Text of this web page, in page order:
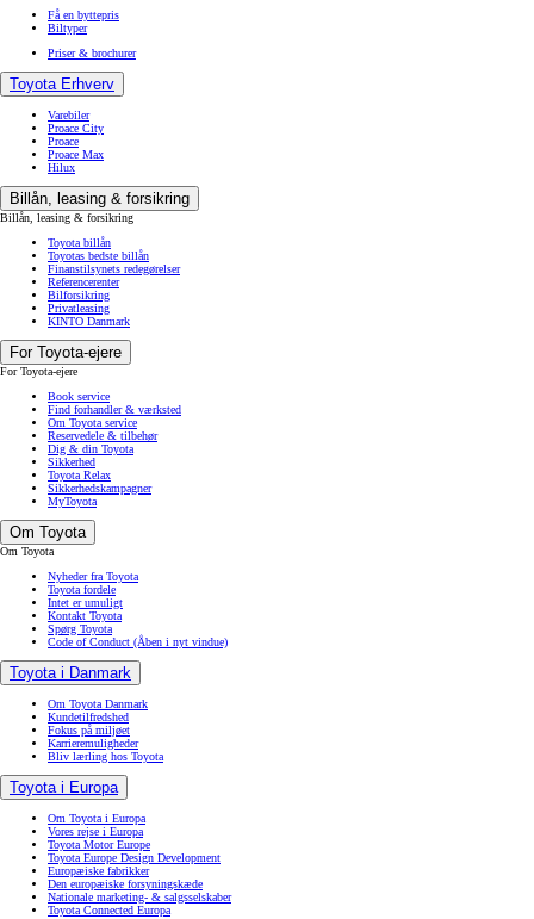
Få en byttepris
Biltyper
Priser & brochurer
Toyota Erhverv
Varebiler
Proace City
Proace
Proace Max
Hilux
Billån, leasing & forsikring
Billån, leasing & forsikring
Toyota billån
Toyotas bedste billån
Finanstilsynets redegørelser
Referencerenter
Bilforsikring
Privatleasing
KINTO Danmark
For Toyota-ejere
For Toyota-ejere
Book service
Find forhandler & værksted
Om Toyota service
Reservedele & tilbehør
Dig & din Toyota
Sikkerhed
Toyota Relax
Sikkerhedskampagner
MyToyota
Om Toyota
Om Toyota
Nyheder fra Toyota
Toyota fordele
Intet er umuligt
Kontakt Toyota
Spørg Toyota
Code of Conduct (Åben i nyt vindue)
Toyota i Danmark
Om Toyota Danmark
Kundetilfredshed
Fokus på miljøet
Karrieremuligheder
Bliv lærling hos Toyota
Toyota i Europa
Om Toyota i Europa
Vores rejse i Europa
Toyota Motor Europe
Toyota Europe Design Development
Europæiske fabrikker
Den europæiske forsyningskæde
Nationale marketing- & salgsselskaber
Toyota Connected Europa